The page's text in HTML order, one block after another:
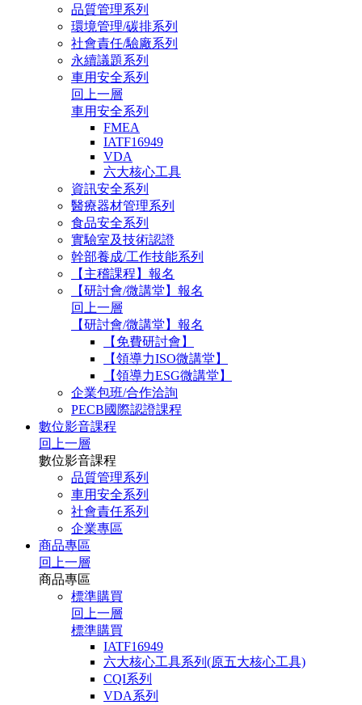
品質管理系列
環境管理/碳排系列
社會責任/驗廠系列
永續議題系列
車用安全系列
回上一層
車用安全系列
FMEA
IATF16949
VDA
六大核心工具
資訊安全系列
醫療器材管理系列
食品安全系列
實驗室及技術認證
幹部養成/工作技能系列
【主稽課程】報名
【研討會/微講堂】報名
回上一層
【研討會/微講堂】報名
【免費研討會】
【領導力ISO微講堂】
【領導力ESG微講堂】
企業包班/合作洽詢
PECB國際認證課程
數位影音課程
回上一層
數位影音課程
品質管理系列
車用安全系列
社會責任系列
企業專區
商品專區
回上一層
商品專區
標準購買
回上一層
標準購買
IATF16949
六大核心工具系列(原五大核心工具)
CQI系列
VDA系列